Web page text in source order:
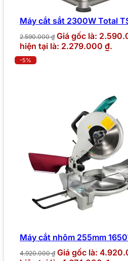
Máy cắt sắt 2300W Total
2.590.000₫ Giá gốc là:
hiện tại là: 2.279.000 ₫.
-5%
Máy cắt nhôm 255mm
4.920.000₫ Giá gốc là: